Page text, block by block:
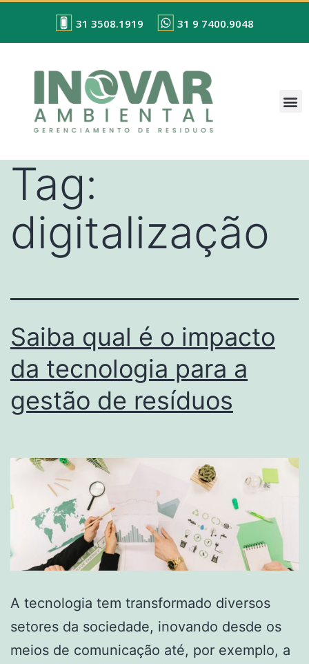
31 3508.1919 31 9 7400.9048
Tag:
digitalização
Saiba qual é o impacto
da tecnologia para a
gestão de resíduos
A tecnologia tem transformado diversos
setores da sociedade, inovando desde os
meios de comunicação até, por exemplo, a